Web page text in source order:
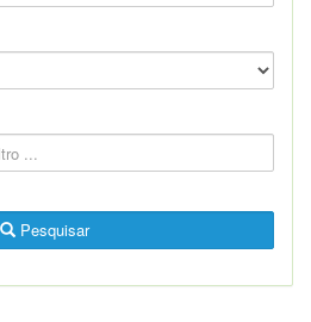
Pesquisar